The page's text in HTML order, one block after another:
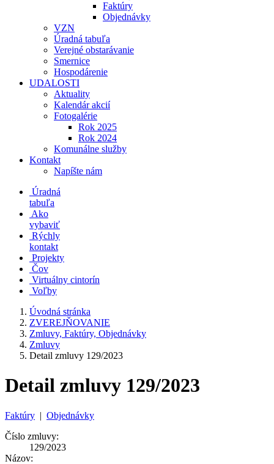
Faktúry
Objednávky
VZN
Úradná tabuľa
Verejné obstarávanie
Smernice
Hospodárenie
UDALOSTI
Aktuality
Kalendár akcií
Fotogalérie
Rok 2025
Rok 2024
Komunálne služby
Kontakt
Napíšte nám
Úradná
tabuľa
Ako
vybaviť
Rýchly
kontakt
Projekty
Čov
Virtuálny cintorín
Voľby
Úvodná stránka
ZVEREJŇOVANIE
Zmluvy, Faktúry, Objednávky
Zmluvy
Detail zmluvy 129/2023
Detail zmluvy 129/2023
Faktúry | Objednávky
Číslo zmluvy:
129/2023
Názov: